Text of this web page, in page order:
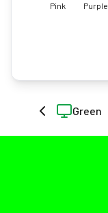
Pink Purple
Green